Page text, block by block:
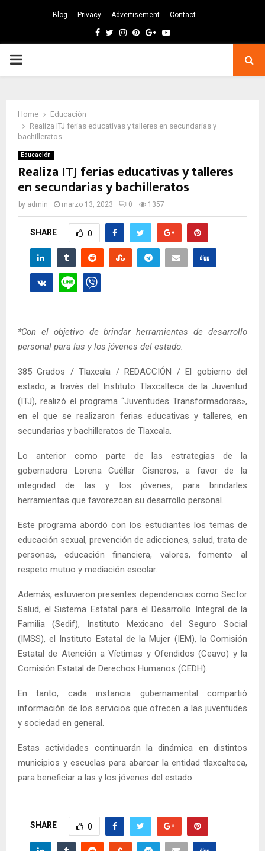
Blog Privacy Advertisement Contact
Facebook
TwitterInstagram
Pinterest
GoogleYoutube
PRIMARY
Home
Educación
Realiza ITJ ferias educativas y talleres en secundarias y
bachilleratos
Educación
Realiza ITJ ferias educativas y talleres
en secundarias y bachilleratos
by admin marzo 13, 2023 0 1357
SHARE 0
*Con el objetivo de brindar herramientas de desarrollo
personal para las y los jóvenes del estado.
385 Grados / Tlaxcala / REDACCIÓN / El gobierno del
estado, a través del Instituto Tlaxcalteca de la Juventud
(ITJ), realizó el programa “Juventudes Transformadoras»,
en el que se realizaron ferias educativas y talleres, en
secundarias y bachilleratos de Tlaxcala.
Lo anterior como parte de las estrategias de la
gobernadora Lorena Cuéllar Cisneros, a favor de la
integridad de las y los jóvenes, para brindarles
herramientas que favorezcan su desarrollo personal.
Este programa abordó con los estudiantes los temas de
educación sexual, prevención de adicciones, salud, trata de
personas, educación financiera, valores, fomento al
respeto mutuo y mediación escolar.
Además, estuvieron presentes dependencias como Sector
Salud, el Sistema Estatal para el Desarrollo Integral de la
Familia (Sedif), Instituto Mexicano del Seguro Social
(IMSS), el Instituto Estatal de la Mujer (IEM), la Comisión
Estatal de Atención a Víctimas y Ofendidos (Ceavo) y la
Comisión Estatal de Derechos Humanos (CEDH).
En tanto, cada instancia gubernamental compartió
información de los servicios que ofrecen a las juventudes
y sociedad en general.
Estas actividades continuarán la dinámica en distintos
municipios y escuelas para abarcar la entidad tlaxcalteca,
para beneficiar a las y los jóvenes del estado.
SHARE 0